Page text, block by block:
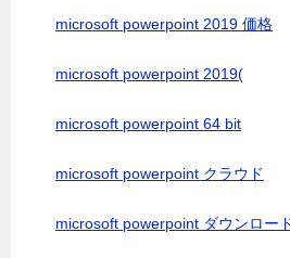
microsoft powerpoint 2019 価格
microsoft powerpoint 2019(
microsoft powerpoint 64 bit
microsoft powerpoint クラウド
microsoft powerpoint ダウンロー